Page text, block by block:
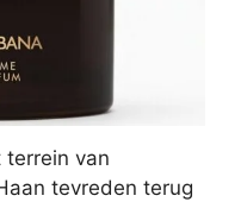
van
tevreden terug